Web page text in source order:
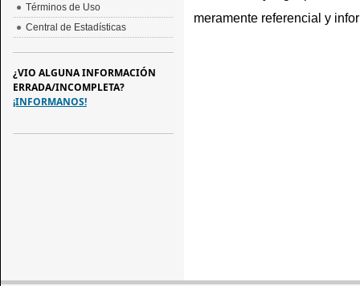
meramente referencial y
Términos de Uso
Central de Estadísticas
¿VIO ALGUNA INFORMACIÓN
ERRADA/INCOMPLETA?
¡INFORMANOS!